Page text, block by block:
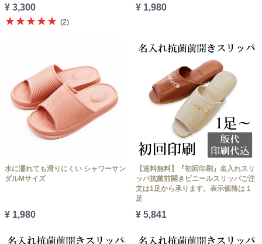
¥ 3,300
★★★★★ (2)
¥ 1,980
水に濡れても滑りにくい シャワーサン
ダルMサイズ
¥ 1,980
【送料無料】『初回印刷』名入れスリ
ッパ抗菌前開きビニールスリッパご注
文は1足から承ります。表示価格は１
足
¥ 5,841